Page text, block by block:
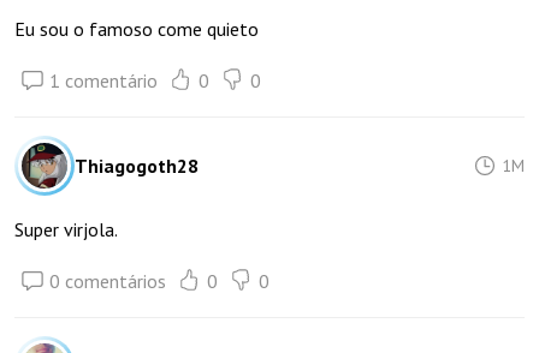
Eu sou o famoso come quieto
1 comentário 0 0
Thiagogoth28 1M
Super virjola.
0 comentários 0 0